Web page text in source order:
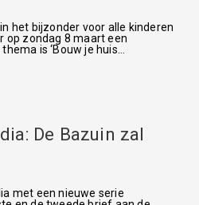
het bijzonder voor alle kinderen
op zondag 8 maart een
is ‘Bouw je huis...
De Bazuin zal
met een nieuwe serie